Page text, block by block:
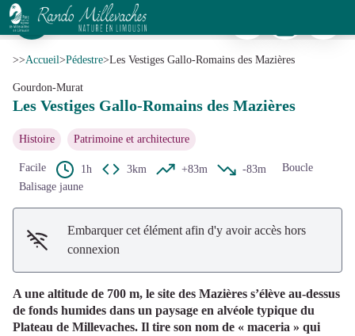
Les Vestiges Gallo-Romains des Mazières
Voir l'image en plein écran
>>Accueil>Pédestre>Les Vestiges Gallo-Romains des Mazières
Gourdon-Murat
Les Vestiges Gallo-Romains des Mazières
Histoire Patrimoine et architecture
Facile 1h 3km +83m -83m
Boucle
Balisage jaune
Embarquer cet élément afin d'y avoir accès hors
connexion
A une altitude de 700 m, le site des Mazières s’élève au-dessus
de fonds humides dans un paysage en alvéole typique du
Plateau de Millevaches. Il tire son nom de « maceria » qui